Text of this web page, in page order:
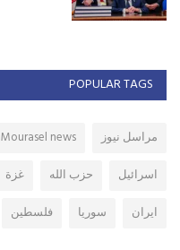
POPULAR TAGS
مراسل نيوز Mourasel news
اسرائيل
حزب الله غزة
ايران
سوريا فلسطين